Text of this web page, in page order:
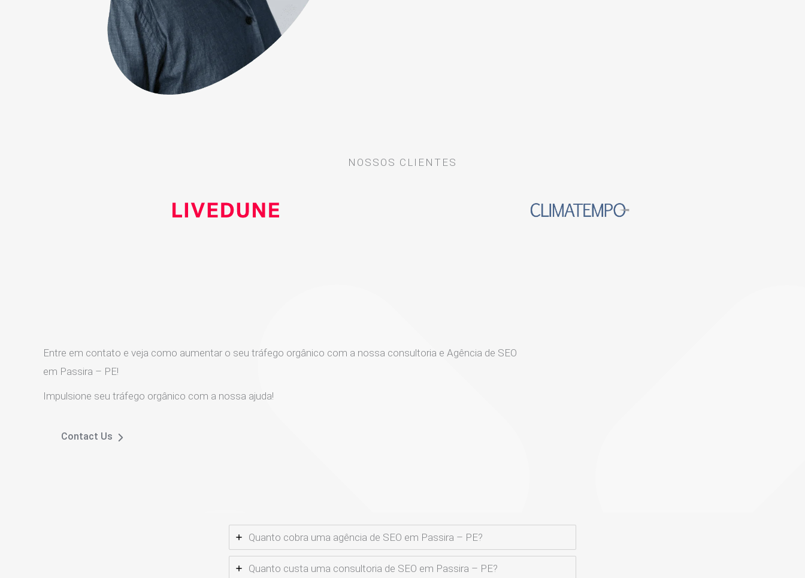
NOSSOS CLIENTES
Entre em contato e veja como aumentar o seu tráfego orgânico com a nossa consultoria e Agência de SEO
em Passira – PE!
Impulsione seu tráfego orgânico com a nossa ajuda!
Contact Us
Quanto cobra uma agência de SEO em Passira – PE?
Quanto custa uma consultoria de SEO em Passira – PE?